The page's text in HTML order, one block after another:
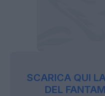
SCARICA QUI
DEL